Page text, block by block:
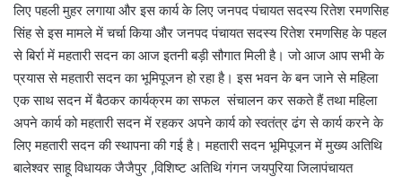
लिए पहली मुहर लगाया और इस कार्य के लिए जनपद पंचायत सदस्य रितेश रमणसिह
सिंह से इस मामले में चर्चा किया और जनपद पंचायत सदस्य रितेश रमणसिह के पहल
से बिर्रा में महतारी सदन का आज इतनी बड़ी सौगात मिली है। जो आज आप सभी के
प्रयास से महतारी सदन का भूमिपूजन हो रहा है। इस भवन के बन जाने से महिला
एक साथ सदन में बैठकर कार्यक्रम का सफल संचालन कर सकते हैं तथा महिला
अपने कार्य को महतारी सदन में रहकर अपने कार्य को स्वतंत्र ढंग से कार्य करने के
लिए महतारी सदन की स्थापना की गई है। महतारी सदन भूमिपूजन में मुख्य अतिथि
बालेश्वर साहू विधायक जैजैपुर ,विशिष्ट अतिथि गंगन जयपुरिया जिलापंचायत